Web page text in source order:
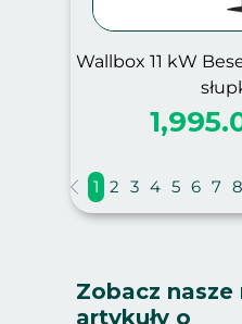
Zobacz
artykuły o
Wallbox 11 kW
1 2 3 4 5 6 7 8